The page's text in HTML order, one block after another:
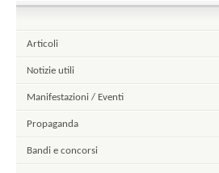
Articoli
Eventi
Contatti
Articoli
Notizie utili
Manifestazioni / Eventi
Propaganda
Bandi e concorsi